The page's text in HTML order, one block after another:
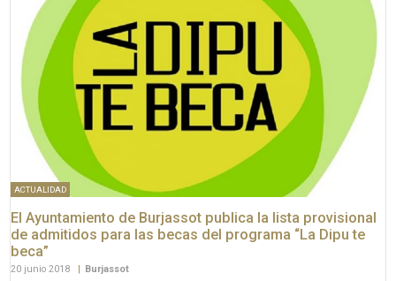
ACTUALIDAD
El Ayuntamiento de Burjassot publica la lista provisional
de admitidos para las becas del programa “La Dipu te
beca”
20 junio 2018 | Burjassot